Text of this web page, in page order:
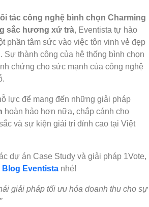
tác công nghệ bình chọn Charming
sắc hương xứ trà, Eventista tự hào
phần tâm sức vào việc tôn vinh vẻ đẹp
Sự thành công của hệ thống bình chọn
chứng cho sức mạnh của công nghệ
lực để mang đến những giải pháp
hoàn hảo hơn nữa, chắp cánh cho
và sự kiện giải trí đỉnh cao tại Việt
dự án Case Study và giải pháp 1Vote,
Blog Eventista nhé!
giải pháp tối ưu hóa doanh thu cho sự